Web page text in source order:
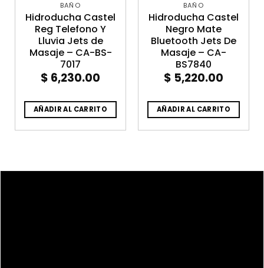
BAÑO
Hidroducha Castel
Reg Telefono Y
Lluvia Jets de
Masaje – CA-BS-
7017
$ 6,230.00
AÑADIR AL CARRITO
BAÑO
Hidroducha Castel
Negro Mate
Bluetooth Jets De
Masaje – CA-
BS7840
$ 5,220.00
AÑADIR AL CARRITO